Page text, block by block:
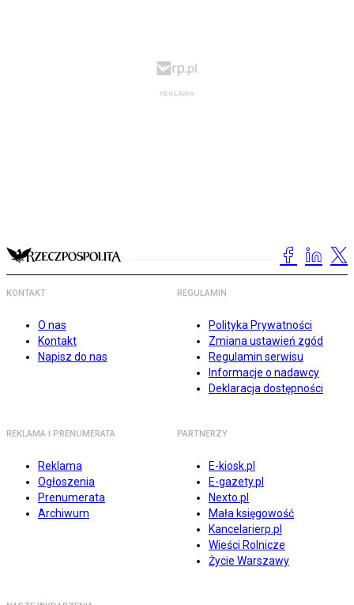
KONTAKT
O nas
Kontakt
Napisz do nas
REGULAMIN
Polityka Prywatności
Zmiana ustawień zgód
Regulamin serwisu
Informacje o nadawcy
Deklaracja dostępności
REKLAMA I PRENUMERATA
Reklama
Ogłoszenia
Prenumerata
Archiwum
PARTNERZY
E-kiosk.pl
E-gazety.pl
Nexto.pl
Mała księgowość
Kancelarierp.pl
Wieści Rolnicze
Życie Warszawy